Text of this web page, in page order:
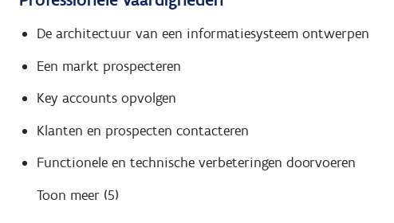
De architectuur van een informatiesysteem ontwerpen
Een markt prospecteren
Key accounts opvolgen
Klanten en prospecten contacteren
Functionele en technische verbeteringen doorvoeren
Toon meer (5)